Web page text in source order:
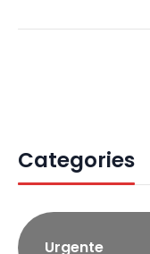
Categories
Urgente